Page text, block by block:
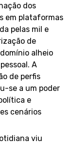
dos
em plataformas
pelas mil e
de
alheio
A
de perfis
se a um poder
e
cenários
viu